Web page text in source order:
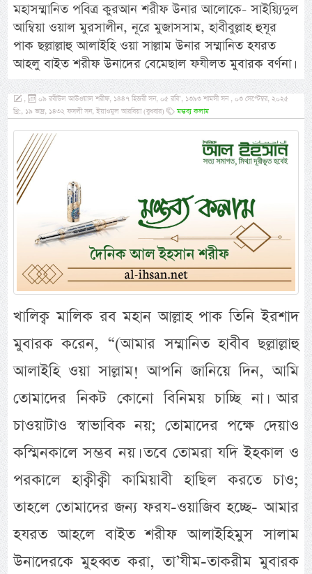
মহাসম্মানিত পবিত্র কুরআন শরীফ উনার আলোকে- সাইয়্যিদুল
আম্বিয়া ওয়াল মুরসালীন, নূরে মুজাসসাম, হাবীবুল্লাহ হুযূর
পাক ছল্লাল্লাহু আলাইহি ওয়া সাল্লাম উনার সম্মানিত হযরত
আহলু বাইত শরীফ উনাদের বেমেছাল ফযীলত মুবারক বর্ণনা।
,
০৯ রবীউল আউওয়াল শরীফ, ১৪৪৭ হিজরী সন, ০৫ রবি’, ১৩৯৩ শামসী সন , ০৩ সেপ্টেম্বর, ২০২৫
খ্রি:, ১৯ ভাদ্র, ১৪৩২ ফসলী সন, ইয়াওমুল আরবিয়া (বুধবার)
মন্তব্য কলাম
খালিক্ব মালিক রব মহান আল্লাহ পাক তিনি ইরশাদ
মুবারক করেন, “(আমার সম্মানিত হাবীব ছল্লাল্লাহু
আলাইহি ওয়া সাল্লাম! আপনি জানিয়ে দিন, আমি
তোমাদের নিকট কোনো বিনিময় চাচ্ছি না। আর
চাওয়াটাও স্বাভাবিক নয়; তোমাদের পক্ষে দেয়াও
কস্মিনকালে সম্ভব নয়। তবে তোমরা যদি ইহকাল ও
পরকালে হাক্বীক্বী কামিয়াবী হাছিল করতে চাও;
তাহলে তোমাদের জন্য ফরয-ওয়াজিব হচ্ছে- আমার
হযরত আহলে বাইত শরীফ আলাইহিমুস সালাম
উনাদেরকে মুহব্বত করা, তা’যীম-তাকরীম মুবারক